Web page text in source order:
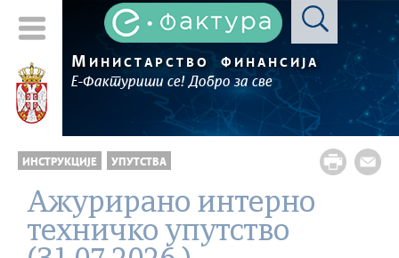
М ИНИСТАРСТВО ФИНАНСИЈА
Е-Фактуриши се! Добро за све
ИНСТРУКЦИЈЕ УПУТСТВА
Ажурирано интерно
техничко упутство